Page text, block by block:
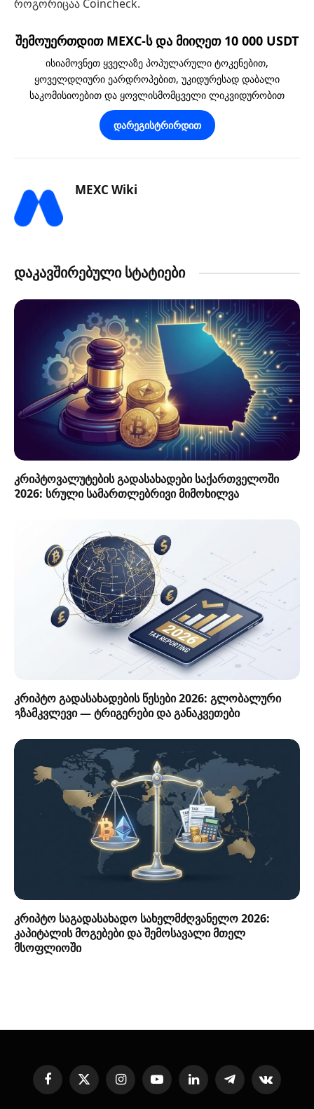
როგორიცაა Coincheck.
შემოუერთდით MEXC-ს და მიიღეთ 10 000 USDT
ისიამოვნეთ ყველაზე პოპულარული ტოკენებით,
ყოველდღიური ეარდროპებით, უკიდურესად დაბალი
საკომისიოებით და ყოვლისმომცველი ლიკვიდურობით
დარეგისტრირდით
MEXC Wiki
დაკავშირებული სტატიები
კრიპტოვალუტების გადასახადები საქართველოში
2026: სრული სამართლებრივი მიმოხილვა
კრიპტო გადასახადების წესები 2026: გლობალური
გზამკვლევი — ტრიგერები და განაკვეთები
კრიპტო საგადასახადო სახელმძღვანელო 2026:
კაპიტალის მოგებები და შემოსავალი მთელ
მსოფლიოში
FacebookX
(Twitter)
InstagramYouTubeLinkedInTelegramVKontakte